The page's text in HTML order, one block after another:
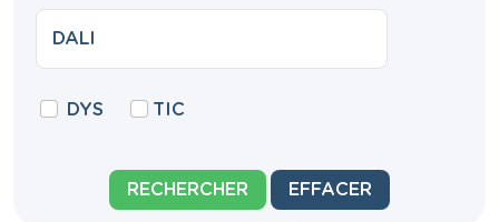
DYS TIC
RECHERCHER EFFACER